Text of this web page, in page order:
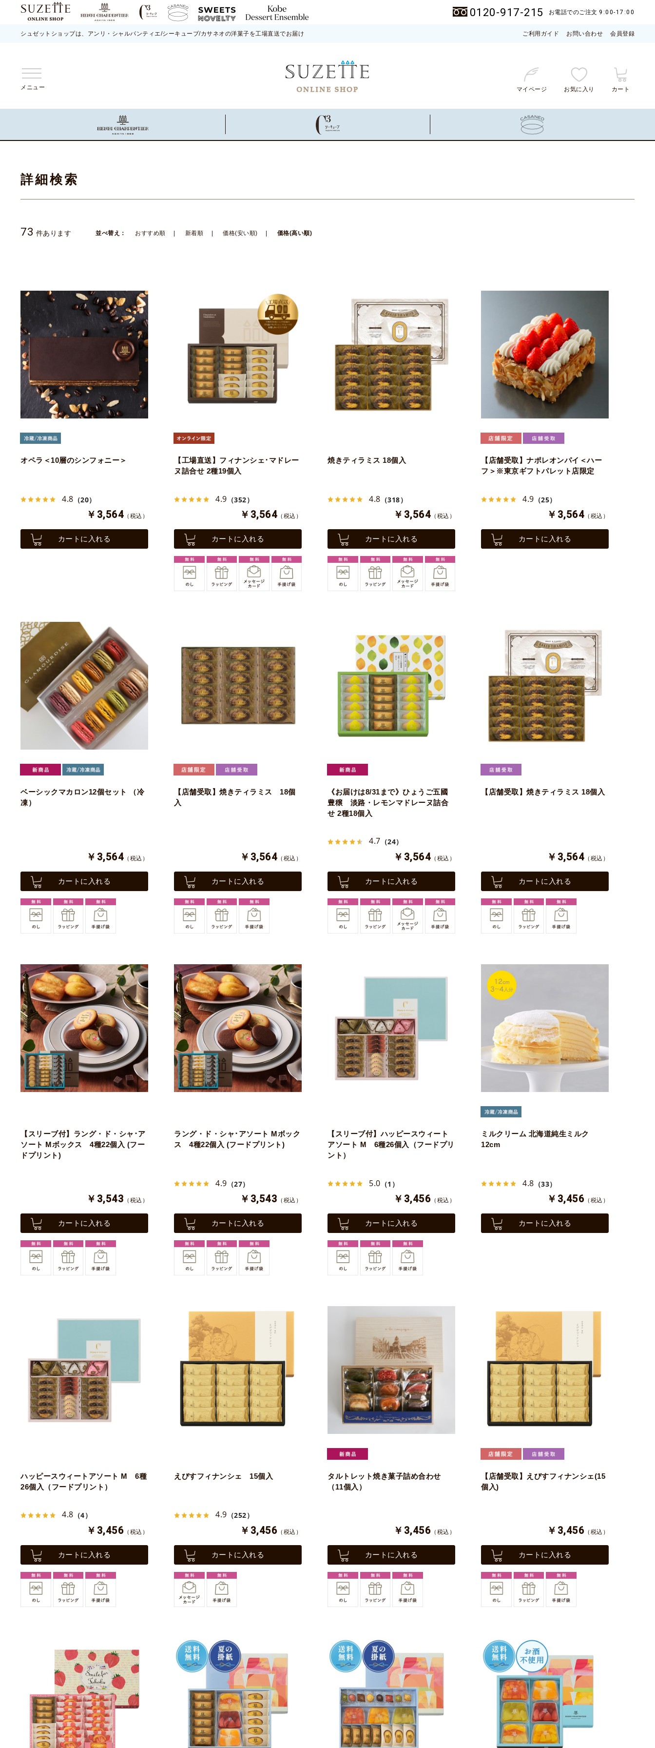
0120-917-215 お電話でのご注文 9:00-17:00
シュゼットショップは、アンリ・シャルパンティエ/シーキューブ/カサネオの洋菓子を工場直送でお届け ご利用ガイド お問い合わせ 会員登録
メニュー マイページ お気に入り カート
詳細検索
73 件あります 並べ替え： おすすめ順 新着順 価格(安い順) 価格(高い順)
オペラ＜10層のシンフォニー＞
4.8 （20）
￥3,564 （税込）
カートに入れる
【工場直送】フィナンシェ･マドレー
ヌ詰合せ 2種19個入
4.9 （352）
￥3,564 （税込）
カートに入れる
焼きティラミス 18個入
4.8 （318）
￥3,564 （税込）
カートに入れる
【店舗受取】ナポレオンパイ＜ハー
フ＞※東京ギフトパレット店限定
4.9 （25）
￥3,564 （税込）
カートに入れる
ベーシックマカロン12個セット （冷
凍）
￥3,564 （税込）
カートに入れる
【店舗受取】焼きティラミス 18個
入
￥3,564 （税込）
カートに入れる
《お届けは8/31まで》ひょうご五國
豊穣 淡路・レモンマドレーヌ詰合
せ 2種18個入
4.7 （24）
￥3,564 （税込）
カートに入れる
【店舗受取】焼きティラミス 18個入
￥3,564 （税込）
カートに入れる
【スリーブ付】ラング・ド・シャ･ア
ソート Mボックス 4種22個入 (フー
ドプリント)
￥3,543 （税込）
カートに入れる
ラング・ド・シャ･アソート Mボック
ス 4種22個入 (フードプリント)
4.9 （27）
￥3,543 （税込）
カートに入れる
【スリーブ付】ハッピースウィート
アソート M 6種26個入（フードプリ
ント）
5.0 （1）
￥3,456 （税込）
カートに入れる
ミルクリーム 北海道純生ミルク
12cm
4.8 （33）
￥3,456 （税込）
カートに入れる
ハッピースウィートアソート M 6種
26個入（フードプリント）
4.8 （4）
￥3,456 （税込）
カートに入れる
えびすフィナンシェ 15個入
4.9 （252）
￥3,456 （税込）
カートに入れる
タルトレット焼き菓子詰め合わせ
（11個入）
￥3,456 （税込）
カートに入れる
【店舗受取】えびすフィナンシェ(15
個入)
￥3,456 （税込）
カートに入れる